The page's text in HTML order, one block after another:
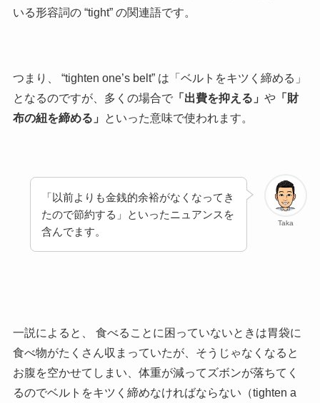
いる形容詞の “tight” の関連語です。
つまり、 “tighten one’s belt” は「ベルトをキツく締める」
となるのですが、多くの場合で「出費を抑える」 や「財
布の紐を締める」
といった意味で使われます。
Taka
「以前よりも金銭的余裕がなくなってき
たので節約する」といったニュアンスを
含んでます。
一説によると、 食べることに困っていないときは胃袋に
食べ物がたくさん収まっていたが、そうじゃなくなると
お腹を空かせてしまい、体重が減ってズボンが落ちてく
るのでベルトをキツく締めなければならない（tighten a